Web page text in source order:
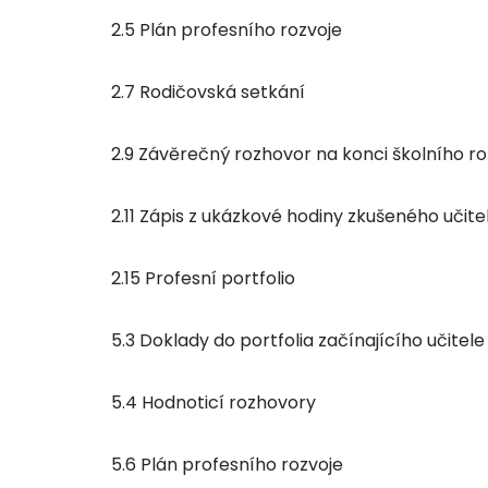
2.5 Plán profesního rozvoje
2.7 Rodičovská setkání
2.9 Závěrečný rozhovor na konci školního
2.11 Zápis z ukázkové hodiny zkušeného
2.15 Profesní portfolio
5.3 Doklady do portfolia začínajícího učitele
5.4 Hodnoticí rozhovory
5.6 Plán profesního rozvoje